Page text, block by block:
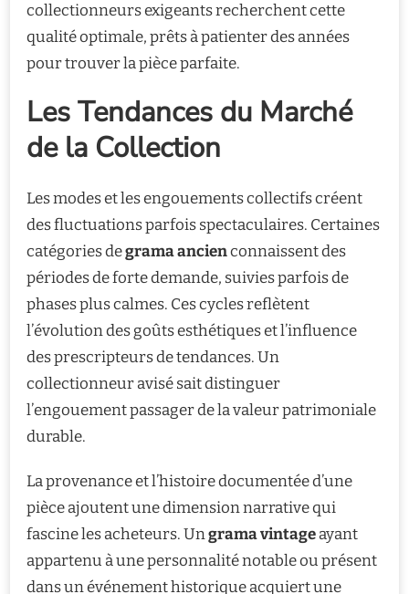
collectionneurs exigeants recherchent cette
qualité optimale, prêts à patienter des années
pour trouver la pièce parfaite.
Les Tendances du Marché
de la Collection
Les modes et les engouements collectifs créent
des fluctuations parfois spectaculaires. Certaines
catégories degrama ancienconnaissent des
périodes de forte demande, suivies parfois de
phases plus calmes. Ces cycles reflètent
l’évolution des goûts esthétiques et l’influence
des prescripteurs de tendances. Un
collectionneur avisé sait distinguer
l’engouement passager de la valeur patrimoniale
durable.
La provenance et l’histoire documentée d’une
pièce ajoutent une dimension narrative qui
fascine les acheteurs. Ungrama vintageayant
appartenu à une personnalité notable ou présent
dans un événement historique acquiert une